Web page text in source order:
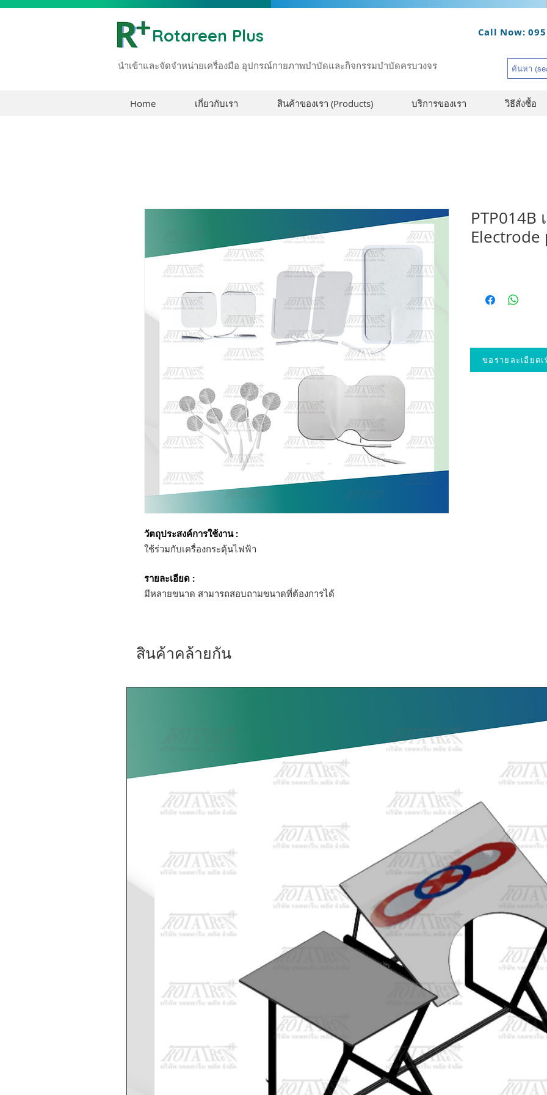
Rotareen Plus Call Now:
นำเข้าและจัดจำหน่ายเครื่องมือ อุปกรณ์กายภาพบำบัดและกิจกรรมบำบัดครบวงจร
Home เกี่ยวกับเรา สินค้าของเรา (Products) บริการของเรา วิธีสั่งซื้อ
วัตถุประสงค์การใช้งาน :
ใช้ร่วมกับเครื่องกระตุ้นไฟฟ้า
รายละเอียด :
มีหลายขนาด สามารถสอบถามขนาดที่ต้องการได้
Electrode
ขอรายละเอียด
สินค้าคล้ายกัน